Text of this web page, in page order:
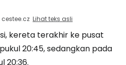
Lihat teks asli
kereta terakhir ke pusat
20:45, sedangkan pada
20:36.